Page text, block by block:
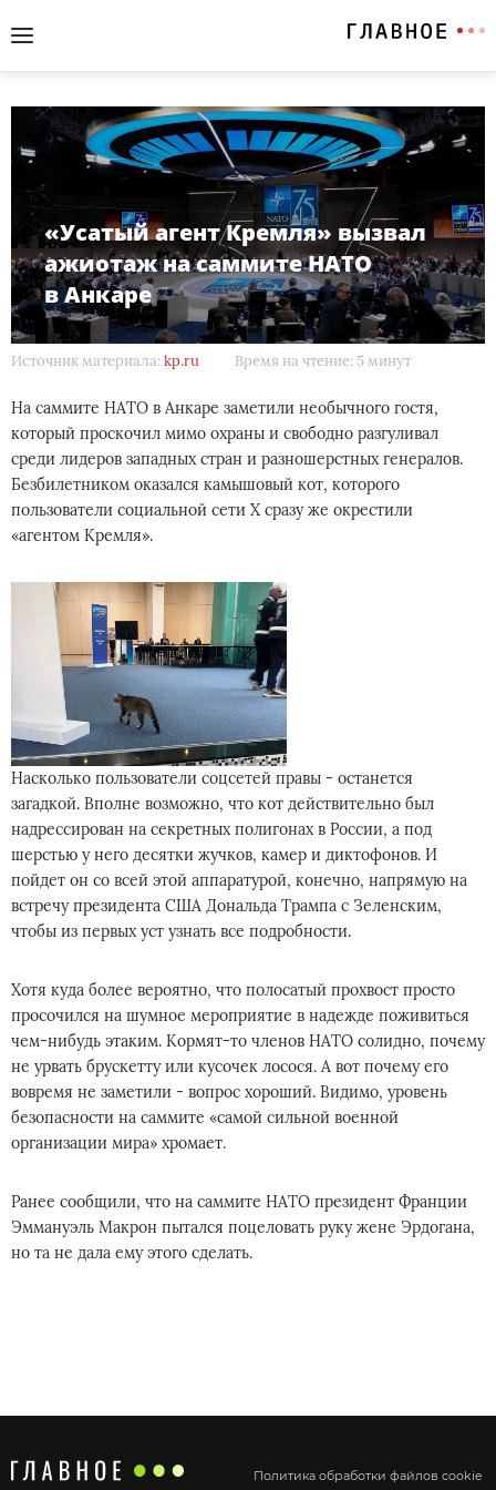
«Усатый агент Кремля» вызвал
ажиотаж на саммите НАТО
в Анкаре
Источник материала: kp.ru Время на чтение: 5 минут
На саммите НАТО в Анкаре заметили необычного гостя,
который проскочил мимо охраны и свободно разгуливал
среди лидеров западных стран и разношерстных генералов.
Безбилетником оказался камышовый кот, которого
пользователи социальной сети X сразу же окрестили
«агентом Кремля».
Насколько пользователи соцсетей правы - останется
загадкой. Вполне возможно, что кот действительно был
надрессирован на секретных полигонах в России, а под
шерстью у него десятки жучков, камер и диктофонов. И
пойдет он со всей этой аппаратурой, конечно, напрямую на
встречу президента США Дональда Трампа с Зеленским,
чтобы из первых уст узнать все подробности.
Хотя куда более вероятно, что полосатый прохвост просто
просочился на шумное мероприятие в надежде поживиться
чем-нибудь этаким. Кормят-то членов НАТО солидно, почему
не урвать брускетту или кусочек лосося. А вот почему его
вовремя не заметили - вопрос хороший. Видимо, уровень
безопасности на саммите «самой сильной военной
организации мира» хромает.
Ранее сообщили, что на саммите НАТО президент Франции
Эммануэль Макрон пытался поцеловать руку жене Эрдогана,
но та не дала ему этого сделать.
Политика обработки файлов cookie